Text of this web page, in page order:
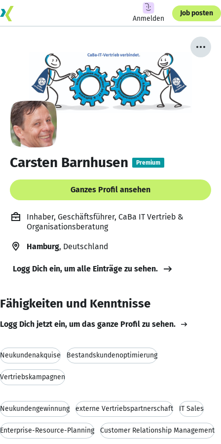
Anmelden
Job posten
Carsten Barnhusen Premium
Ganzes Profil ansehen
Inhaber, Geschäftsführer, CaBa IT Vertrieb &
Organisationsberatung
Hamburg, Deutschland
Logg Dich ein, um alle Einträge zu sehen.
Fähigkeiten und Kenntnisse
Logg Dich jetzt ein, um das ganze Profil zu sehen.
Neukundenakquise Bestandskundenoptimierung
Vertriebskampagnen
Neukundengewinnung externe Vertriebspartnerschaft IT Sales
Enterprise-Resource-Planning Customer Relationship Management